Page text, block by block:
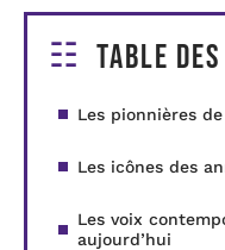
Table
Les pionnières
Les icônes des
Les voix
aujourd’hui